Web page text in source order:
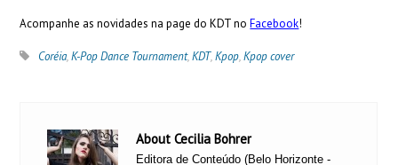
Acompanhe as novidades na page do KDT no Facebook!
Coréia,K-Pop Dance Tournament,KDT,Kpop,Kpop cover
About Cecilia Bohrer
Editora de Conteúdo (Belo Horizonte -